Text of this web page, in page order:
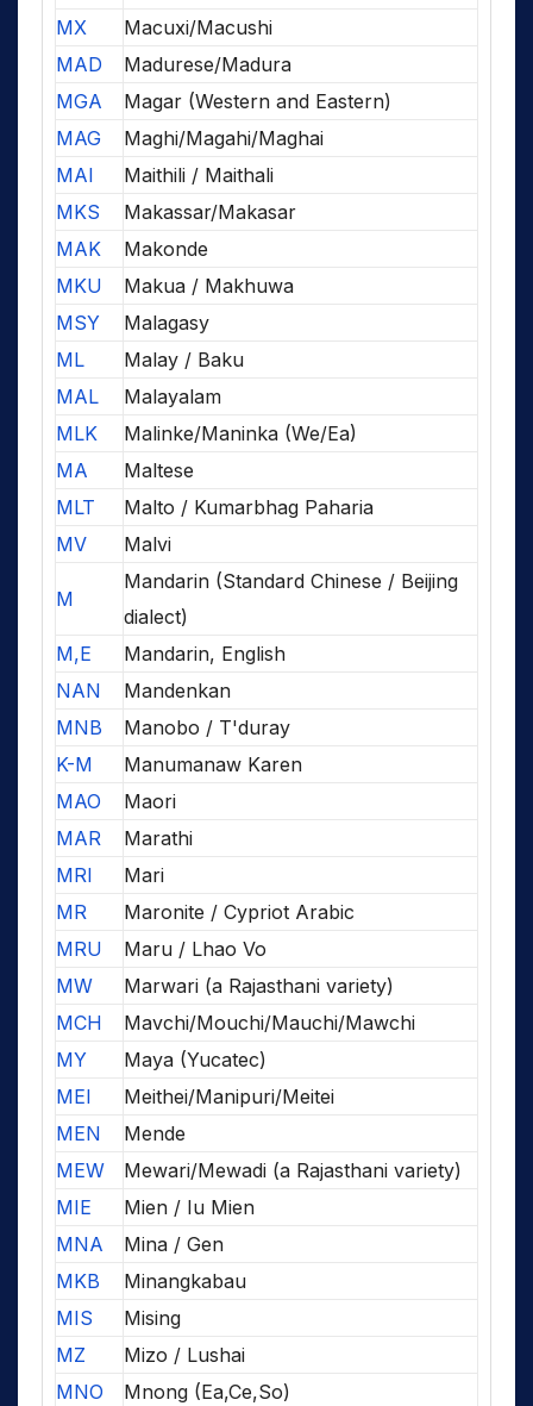
MX
Macuxi/Macushi
MAD
Madurese/Madura
MGA
Magar (Western and Eastern)
MAG
Maghi/Magahi/Maghai
MAI
Maithili / Maithali
MKS
Makassar/Makasar
MAK
Makonde
MKU
Makua / Makhuwa
MSY
Malagasy
ML
Malay / Baku
MAL
Malayalam
MLK
Malinke/Maninka (We/Ea)
MA
Maltese
MLT
Malto / Kumarbhag Paharia
MV
Malvi
M
Mandarin (Standard Chinese / Beijing
dialect)
M,E
Mandarin, English
NAN
Mandenkan
MNB
Manobo / T'duray
K-M
Manumanaw Karen
MAO
Maori
MAR
Marathi
MRI
Mari
MR
Maronite / Cypriot Arabic
MRU
Maru / Lhao Vo
MW
Marwari (a Rajasthani variety)
MCH
Mavchi/Mouchi/Mauchi/Mawchi
MY
Maya (Yucatec)
MEI
Meithei/Manipuri/Meitei
MEN
Mende
MEW
Mewari/Mewadi (a Rajasthani variety)
MIE
Mien / Iu Mien
MNA
Mina / Gen
MKB
Minangkabau
MIS
Mising
MZ
Mizo / Lushai
MNO
Mnong (Ea,Ce,So)